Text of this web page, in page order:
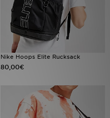
Nike Hoops Elite Rucksack
80,00€